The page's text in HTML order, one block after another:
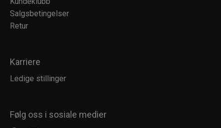
Salgsbetingelser
Retur
Karriere
Ledige stillinger
Følg oss i sosiale medier